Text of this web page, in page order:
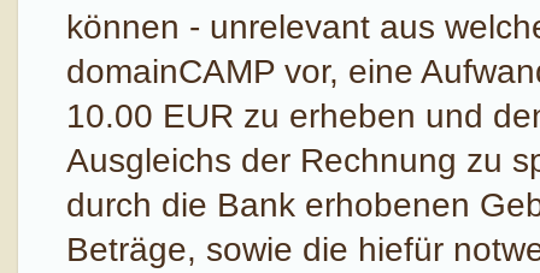
können - unrelevant aus
domainCAMP vor, eine
10.00 EUR zu erheben und
Ausgleichs der Rechnung zu
durch die Bank erhobenen
Beträge, sowie die hiefür